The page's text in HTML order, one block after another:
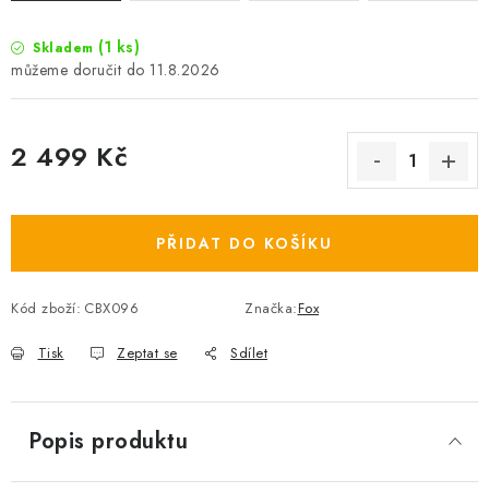
Lov s lodí
Skladem (1 ks)
11.8.2026
2 499 Kč
PŘIDAT DO KOŠÍKU
Kód zboží: CBX096 Značka:Fox
Tisk Zeptat se Sdílet
Popis produktu